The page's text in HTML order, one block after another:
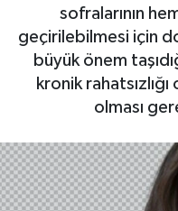
sofralarının
geçirilebilmesi için
büyük önem
kronik
olması
Dodurga
İskilip
Laçin
Mecitözü
Son Dakika
Haber Arşivi